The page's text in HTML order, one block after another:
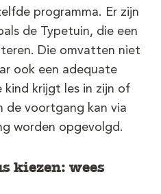
programma. Er zijn
de Typetuin, die een
Die omvatten niet
ook een adequate
kind krijgt les in zijn of
de voortgang kan via
worden opgevolgd.
kiezen: wees